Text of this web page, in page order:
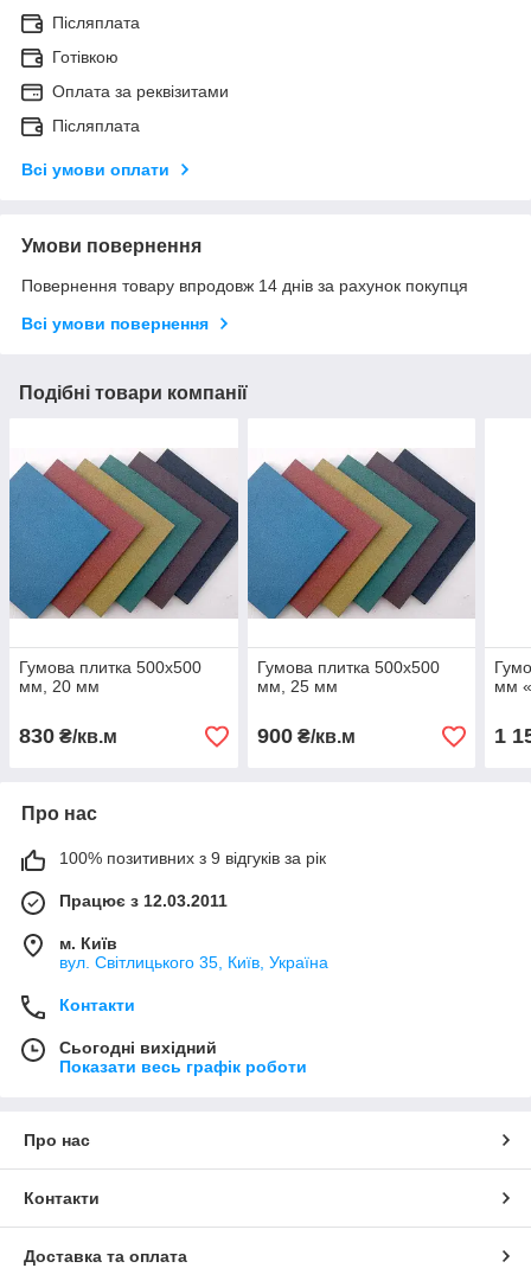
Післяплата
Готівкою
Оплата за реквізитами
Післяплата
Всі умови оплати
Умови повернення
Повернення товару впродовж 14 днів за рахунок покупця
Всі умови повернення
Подібні товари компанії
Гумова плитка 500x500
мм, 20 мм
830 ₴/кв.м
Гумова плитка 500x500
мм, 25 мм
900₴/кв.м
мм
1
Про нас
100% позитивних з 9 відгуків за рік
Працює з 12.03.2011
м. Київ
вул. Світлицького 35, Київ, Україна
Контакти
Сьогодні вихідний
Показати весь графік роботи
Про нас
Контакти
Доставка та оплата